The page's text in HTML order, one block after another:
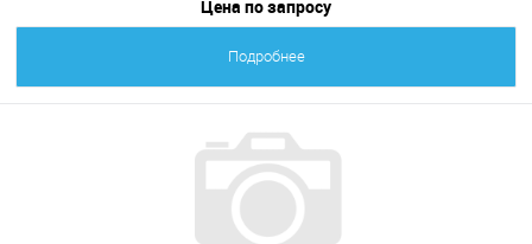
Цена по запросу
Подробнее